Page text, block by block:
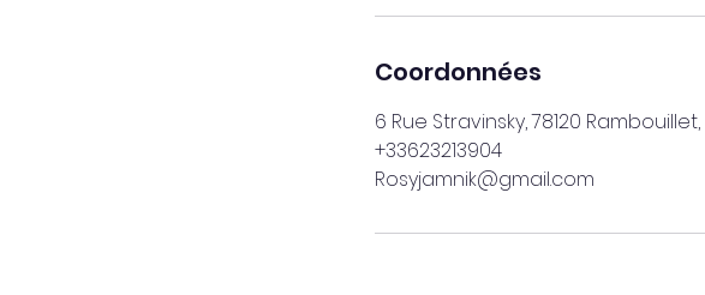
Coordonnées
6 Rue Stravinsky, 78120
+33623213904
Rosyjamnik@gmail.com